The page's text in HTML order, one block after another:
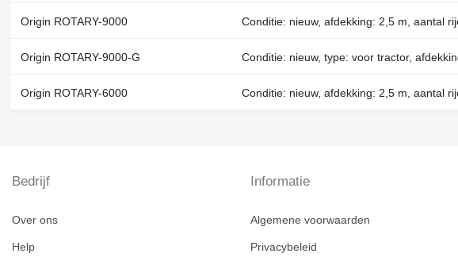
Origin ROTARY-9000 Conditie: nieuw, afdekking: 2,5 m, aantal
Origin ROTARY-9000-G Conditie: nieuw, type: voor tractor,
Origin ROTARY-6000 Conditie: nieuw, afdekking: 2,5 m, aantal
Bedrijf
Over ons
Help
Informatie
Algemene voorwaarden
Privacybeleid